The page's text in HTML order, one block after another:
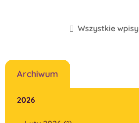
Wszystkie wpisy
Archiwum
2026